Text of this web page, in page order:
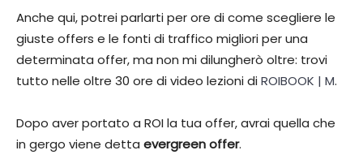
Anche qui, potrei parlarti per ore di come scegliere le
giuste offers e le fonti di traffico migliori per una
determinata offer, ma non mi dilungherò oltre: trovi
tutto nelle oltre 30 ore di video lezioni diROIBOOK | M.
Dopo aver portato a ROI la tua offer, avrai quella che
in gergo viene detta evergreen offer.